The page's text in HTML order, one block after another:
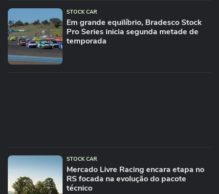
STOCK CAR
Em grande equilíbrio, Bradesco Stock
Pro Series inicia segunda metade de
temporada
STOCK CAR
Mercado Livre Racing encara etapa no
RS focada na evolução do pacote
técnico